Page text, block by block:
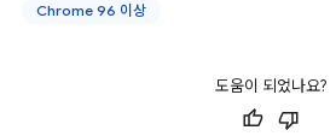
Chrome 96 이상
도움이 되었나요?